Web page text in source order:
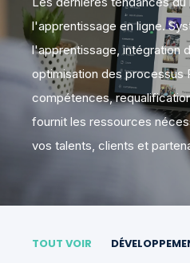
l'apprentissage en ligne.
l'apprentissage, intégration
optimisation des processus
compétences,
fournit les ressources
vos talents, clients et
TOUT VOIR